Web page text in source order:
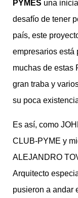
PYMES una
desafío de tener
país, este
empresarios está
muchas de estas
gran traba y
su poca
Es así, como
CLUB-PYME y
ALEJANDRO
Arquitecto
pusieron a andar